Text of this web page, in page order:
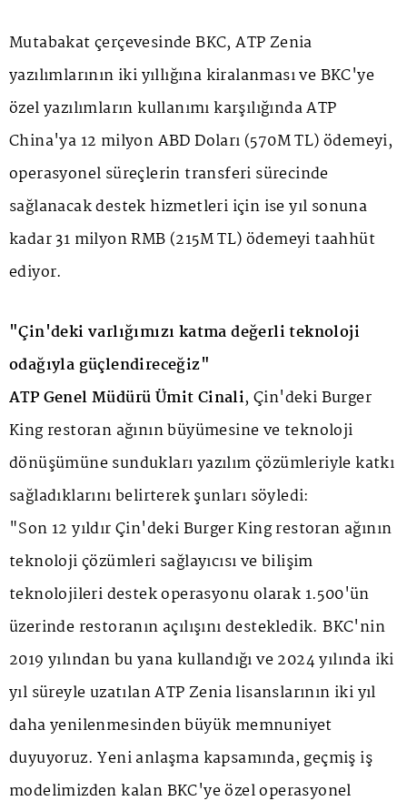
Mutabakat çerçevesinde BKC, ATP Zenia
yazılımlarının iki yıllığına kiralanması ve BKC'ye
özel yazılımların kullanımı karşılığında ATP
China'ya 12 milyon ABD Doları (570M TL) ödemeyi,
operasyonel süreçlerin transferi sürecinde
sağlanacak destek hizmetleri için ise yıl sonuna
kadar 31 milyon RMB (215M TL) ödemeyi taahhüt
ediyor.
"Çin'deki varlığımızı katma değerli teknoloji
odağıyla güçlendireceğiz"
ATP Genel Müdürü Ümit Cinali, Çin'deki Burger
King restoran ağının büyümesine ve teknoloji
dönüşümüne sundukları yazılım çözümleriyle katkı
sağladıklarını belirterek şunları söyledi:
"Son 12 yıldır Çin'deki Burger King restoran ağının
teknoloji çözümleri sağlayıcısı ve bilişim
teknolojileri destek operasyonu olarak 1.500'ün
üzerinde restoranın açılışını destekledik. BKC'nin
2019 yılından bu yana kullandığı ve 2024 yılında iki
yıl süreyle uzatılan ATP Zenia lisanslarının iki yıl
daha yenilenmesinden büyük memnuniyet
duyuyoruz. Yeni anlaşma kapsamında, geçmiş iş
modelimizden kalan BKC'ye özel operasyonel